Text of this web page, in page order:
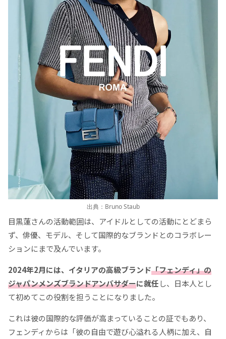
出典：Bruno Staub
目黒蓮さんの活動範囲は、アイドルとしての活動にとどまら
ず、俳優、モデル、そして国際的なブランドとのコラボレー
ションにまで及んでいます。
2024年2月には、イタリアの高級ブランド「フェンディ」の
ジャパンメンズブランドアンバサダーに就任し、日本人とし
て初めてこの役割を担うことになりました。
これは彼の国際的な評価が高まっていることの証でもあり、
フェンディからは「彼の自由で遊び心溢れる人柄に加え、自